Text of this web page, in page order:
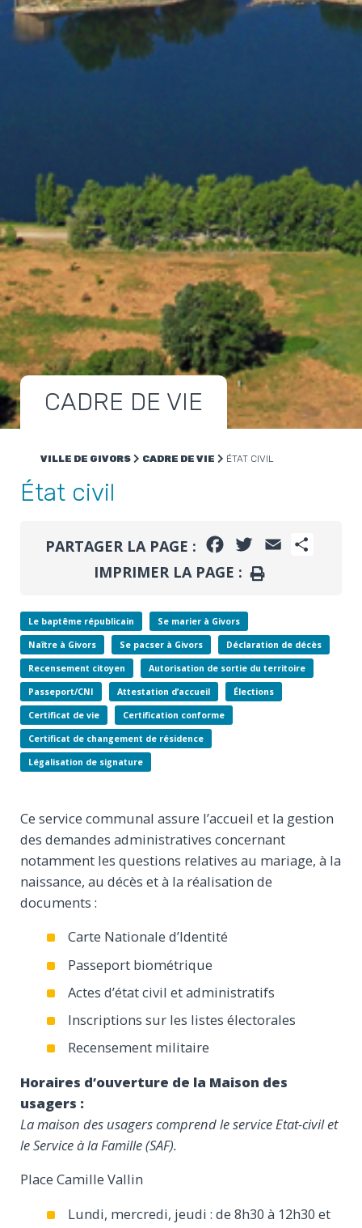
CADRE DE VIE
VILLE DE GIVORS CADRE DE VIE ÉTAT CIVIL
État civil
PARTAGER LA PAGE : FACEBOOKTWITTER
EMAIL
IMPRIMER LA PAGE : IMPRIMER
Le baptême républicain Se marier à Givors
Naître à Givors Se pacser à Givors Déclaration de décès
Recensement citoyen Autorisation de sortie du territoire
Passeport/CNI Attestation d’accueil Élections
Certificat de vie Certification conforme
Certificat de changement de résidence
Légalisation de signature
Ce service communal assure l’accueil et la gestion
des demandes administratives concernant
notamment les questions relatives au mariage, à la
naissance, au décès et à la réalisation de
documents :
Carte Nationale d’Identité
Passeport biométrique
Actes d’état civil et administratifs
Inscriptions sur les listes électorales
Recensement militaire
Horaires d’ouverture de la Maison des
usagers :
La maison des usagers comprend le service Etat-civil et
le Service à la Famille (SAF).
Place Camille Vallin
Lundi, mercredi, jeudi : de 8h30 à 12h30 et